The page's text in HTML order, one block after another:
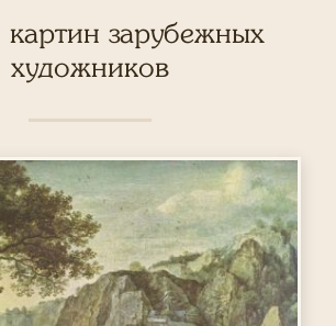
зарубежных
художников